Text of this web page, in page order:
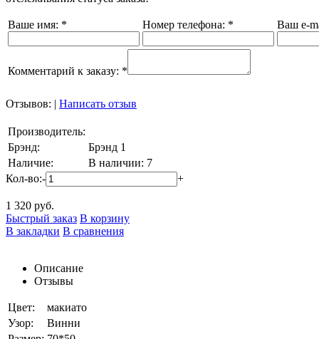
Ваше имя: * Номер телефона: * Ваш e-
Комментарий к заказу: *
Отзывов: | Написать отзыв
Производитель:
Брэнд:
Брэнд 1
Наличие:
В наличии: 7
Кол-во:- +
1 320 руб.
Быстрый заказ В корзину
В закладки В сравнения
Описание
Отзывы
Цвет:
макиато
Узор:
Винни